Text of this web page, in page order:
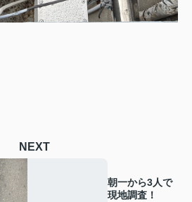
NEXT
朝一から3人で
現地調査！